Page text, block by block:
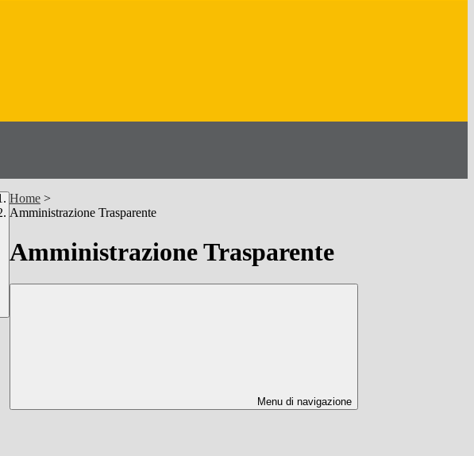
Home >
Amministrazione Trasparente
Amministrazione Trasparente
Menu di navigazione